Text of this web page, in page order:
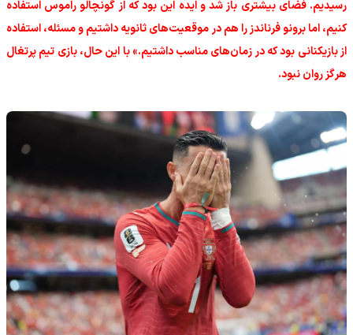
رسیدیم. فضای بیشتری باز شد و ایده این بود که از گونچالو راموس استفاده
کنیم، اما برونو فرناندز را هم در موقعیت‌های ثانویه داشتیم و مسئله، استفاده
از بازیکنانی بود که در زمان‌های مناسب داشتیم.» با این حال، بازی تیم پرتغال
هرگز روان نبود.